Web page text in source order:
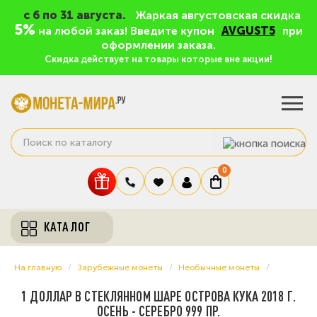
c 6 по 31 августа. Жаркая августовская скидка
5% на любой заказ! Введите купон AVGUST5
при
оформлении заказа.
Скидка действует на товары которые вне акции!
0
КАТАЛОГ
На главную Зарубежные монеты Необычные монеты
1 ДОЛЛАР В СТЕКЛЯННОМ ШАРЕ ОСТРОВА КУКА 2018 Г.
ОСЕНЬ - СЕРЕБРО 999 ПР.